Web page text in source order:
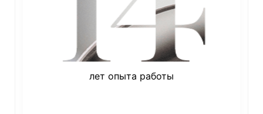
лет опыта работы